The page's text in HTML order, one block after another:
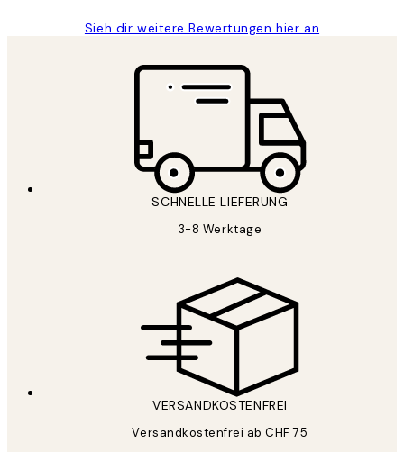
Sieh dir weitere Bewertungen hier an
SCHNELLE LIEFERUNG
3-8 Werktage
VERSANDKOSTENFREI
Versandkostenfrei ab CHF 75